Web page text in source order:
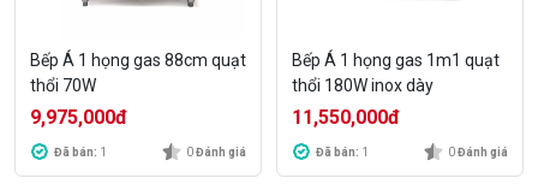
Bếp Á 1 họng gas 88cm quạt
thổi 70W
9,975,000đ
Đã bán: 1 0Đánh giá
Bếp Á 1 họng gas 1m1 quạt
thổi 180W inox dày
11,550,000đ
Đã bán: 1 0Đánh giá